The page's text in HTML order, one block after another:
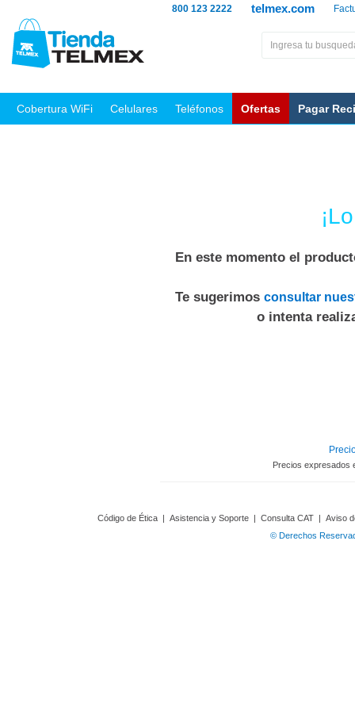
telmex.com
800 123 2222
Cobertura WiFi Celulares Teléfonos Ofertas Pagar
En este momento el
Te sugerimos consultar
o intenta
Precios expresados
Código de Ética | Asistencia y Soporte | Consulta CAT | Aviso
© Derechos